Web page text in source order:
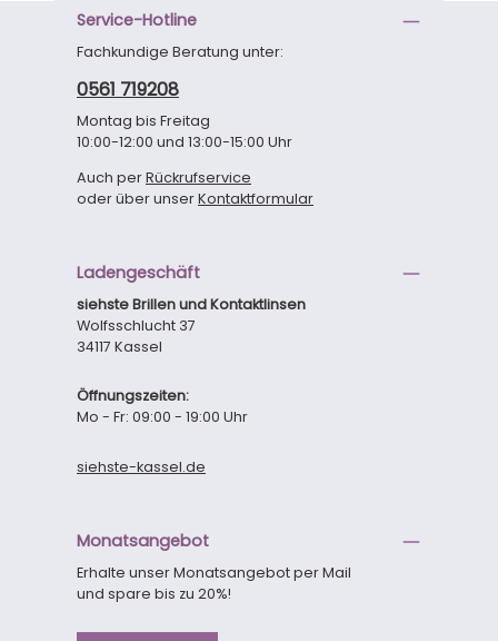
Service-Hotline
Fachkundige Beratung unter:
0561 719208
Montag bis Freitag
10:00-12:00 und 13:00-15:00 Uhr
Auch perRückrufservice
oder über unserKontaktformular
Ladengeschäft
siehste Brillen und Kontaktlinsen
Wolfsschlucht 37
34117 Kassel
Öffnungszeiten:
Mo - Fr: 09:00 - 19:00 Uhr
siehste-kassel.de
Monatsangebot
Erhalte unser Monatsangebot per Mail
und spare bis zu 20%!